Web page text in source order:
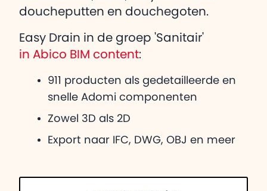
doucheputten en douchegoten.
Easy Drain in de groep 'Sanitair'
in Abico BIM content:
911 producten als gedetailleerde en
snelle Adomi componenten
Zowel 3D als 2D
Export naar IFC, DWG, OBJ en meer